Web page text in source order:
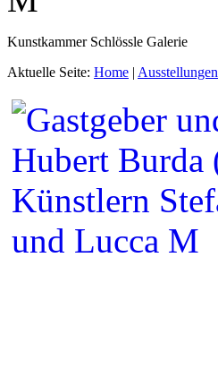
Kunstkammer Schlössle Galerie
Aktuelle Seite: Home | Ausstellungen